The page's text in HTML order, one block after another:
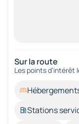
Sur la route
Les points
Stations